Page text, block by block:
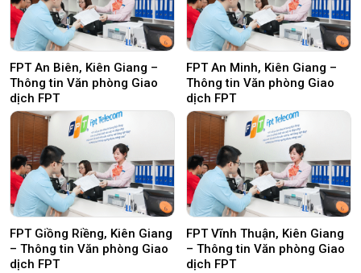
FPT An Biên, Kiên Giang –
Thông tin Văn phòng Giao
dịch FPT
FPT An Minh, Kiên Giang –
Thông tin Văn phòng Giao
dịch FPT
FPT Giồng Riềng, Kiên Giang
– Thông tin Văn phòng Giao
dịch FPT
FPT Vĩnh Thuận, Kiên Giang
– Thông tin Văn phòng Giao
dịch FPT